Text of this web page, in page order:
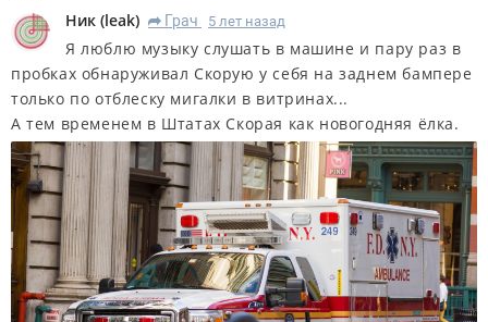
Ник (leak) R Грач 5 лет назад
Я люблю музыку слушать в машине и пару раз в
пробках обнаруживал Скорую у себя на заднем бампере
только по отблеску мигалки в витринах...
А тем временем в Штатах Скорая как новогодняя ёлка.